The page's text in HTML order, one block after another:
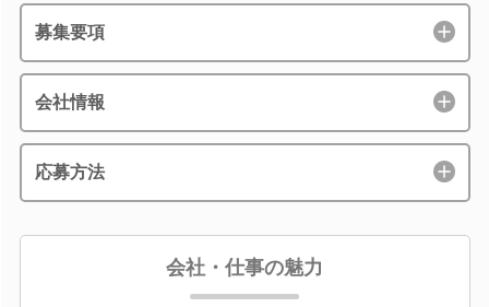
募集要項
会社情報
応募方法
会社・仕事の魅力